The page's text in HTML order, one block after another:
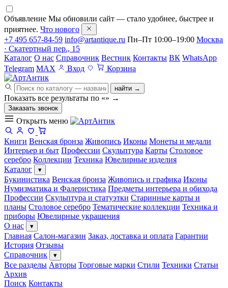
Объявление Мы обновили сайт — стало удобнее, быстрее и
приятнее. Что нового
+7 495 657-84-59 info@artantique.ru Пн–Пт 10:00–19:00 Москва
· Скатертный пер., 15
Каталог О нас Справочник Вестник Контакты ВК WhatsApp
Telegram MAX Вход Корзина
найти →
Показать все результаты по «» →
Заказать звонок
Открыть меню
Книги Венская бронза Живопись Иконы Монеты и медали
Интерьер и быт Профессии Скульптура Карты Столовое
серебро Коллекции Техника Ювелирные изделия
Каталог
▾
Букинистика Венская бронза Живопись и графика Иконы
Нумизматика и Фалеристика Предметы интерьера и обихода
Профессии Скульптура и статуэтки Старинные карты и
планы Столовое серебро Тематические коллекции Техника и
приборы Ювелирные украшения
О нас
▾
Главная Салон-магазин Заказ, доставка и оплата Гарантии
История Отзывы
Справочник
▾
Все разделы Авторы Торговые марки Стили Техники Статьи
Архив
Поиск Контакты